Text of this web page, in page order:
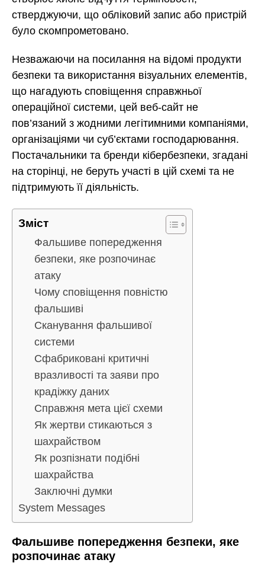
стверджуючи, що обліковий запис або пристрій
було скомпрометовано.
Незважаючи на посилання на відомі продукти
безпеки та використання візуальних елементів,
що нагадують сповіщення справжньої
операційної системи, цей веб-сайт не
пов’язаний з жодними легітимними компаніями,
організаціями чи суб’єктами господарювання.
Постачальники та бренди кібербезпеки, згадані
на сторінці, не беруть участі в цій схемі та не
підтримують її діяльність.
Зміст
Фальшиве попередження
безпеки, яке розпочинає
атаку
Чому сповіщення повністю
фальшиві
Сканування фальшивої
системи
Сфабриковані критичні
вразливості та заяви про
крадіжку даних
Справжня мета цієї схеми
Як жертви стикаються з
шахрайством
Як розпізнати подібні
шахрайства
Заключні думки
System Messages
Фальшиве попередження безпеки, яке
розпочинає атаку